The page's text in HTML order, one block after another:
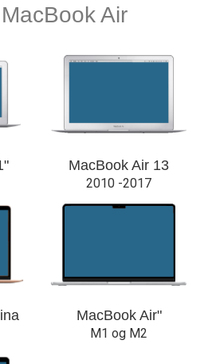
Air
MacBook Air 13
2010 -2017
MacBook Air"
M1 og M2